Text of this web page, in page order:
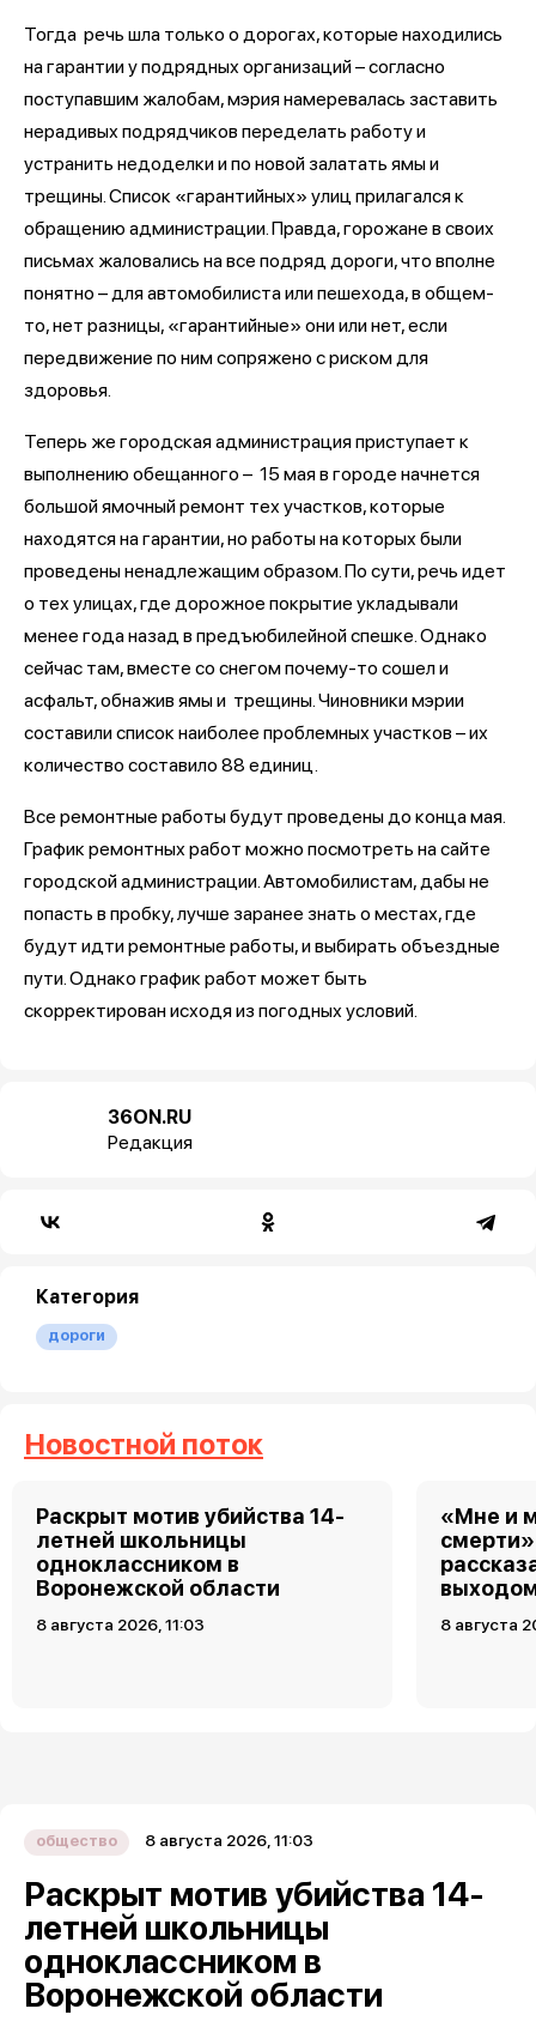
Тогда речь шла только о дорогах, которые находились
на гарантии у подрядных организаций – согласно
поступавшим жалобам, мэрия намеревалась заставить
нерадивых подрядчиков переделать работу и
устранить недоделки и по новой залатать ямы и
трещины. Список «гарантийных» улиц прилагался к
обращению администрации. Правда, горожане в своих
письмах жаловались на все подряд дороги, что вполне
понятно – для автомобилиста или пешехода, в общем-
то, нет разницы, «гарантийные» они или нет, если
передвижение по ним сопряжено с риском для
здоровья.
Теперь же городская администрация приступает к
выполнению обещанного – 15 мая в городе начнется
большой ямочный ремонт тех участков, которые
находятся на гарантии, но работы на которых были
проведены ненадлежащим образом. По сути, речь идет
о тех улицах, где дорожное покрытие укладывали
менее года назад в предъюбилейной спешке. Однако
сейчас там, вместе со снегом почему-то сошел и
асфальт, обнажив ямы и трещины. Чиновники мэрии
составили список наиболее проблемных участков – их
количество составило 88 единиц.
Все ремонтные работы будут проведены до конца мая.
График ремонтных работ можно посмотреть на сайте
городской администрации. Автомобилистам, дабы не
попасть в пробку, лучше заранее знать о местах, где
будут идти ремонтные работы, и выбирать объездные
пути. Однако график работ может быть
скорректирован исходя из погодных условий.
36ON.RU
Редакция
Категория
дороги
Новостной поток
Раскрыт мотив убийства 14-
летней школьницы
одноклассником в
Воронежской области
8 августа 2026, 11:03
«Мне и
8 августа
общество 8 августа 2026, 11:03
Раскрыт мотив убийства 14-
летней школьницы
одноклассником в
Воронежской области